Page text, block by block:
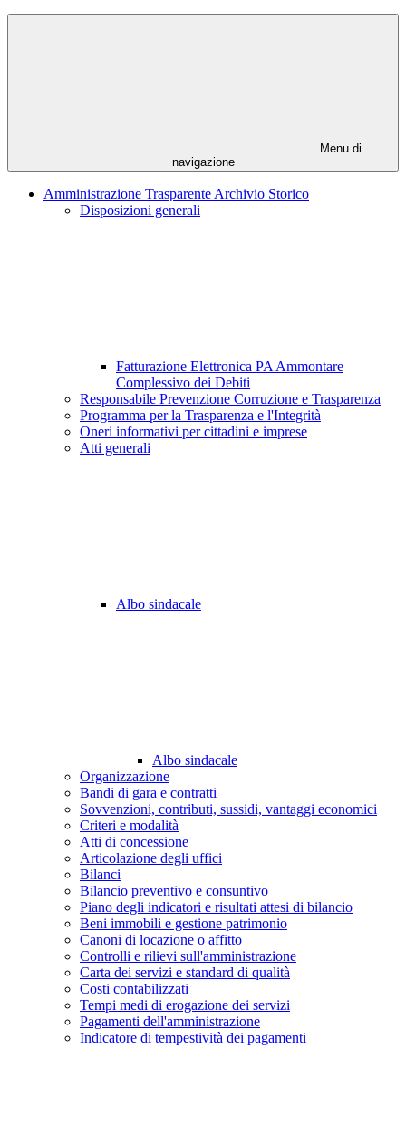
Menu di
navigazione
Amministrazione Trasparente Archivio Storico
Disposizioni generali
Fatturazione Elettronica PA Ammontare
Complessivo dei Debiti
Responsabile Prevenzione Corruzione e Trasparenza
Programma per la Trasparenza e l'Integrità
Oneri informativi per cittadini e imprese
Atti generali
Albo sindacale
Albo sindacale
Organizzazione
Bandi di gara e contratti
Sovvenzioni, contributi, sussidi, vantaggi economici
Criteri e modalità
Atti di concessione
Articolazione degli uffici
Bilanci
Bilancio preventivo e consuntivo
Piano degli indicatori e risultati attesi di bilancio
Beni immobili e gestione patrimonio
Canoni di locazione o affitto
Controlli e rilievi sull'amministrazione
Carta dei servizi e standard di qualità
Costi contabilizzati
Tempi medi di erogazione dei servizi
Pagamenti dell'amministrazione
Indicatore di tempestività dei pagamenti